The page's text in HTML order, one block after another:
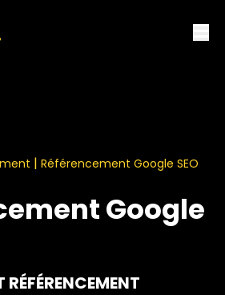
| Référencement Google SEO
Google
RÉFÉRENCEMENT